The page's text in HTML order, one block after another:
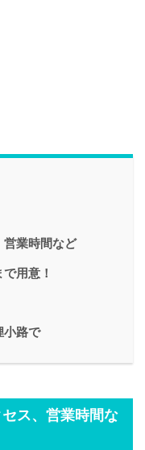
営業時間など
用意！
小路で
ス、営業時間な